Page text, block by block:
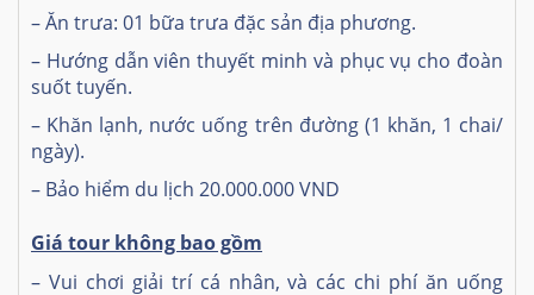
– Ăn trưa: 01 bữa trưa đặc sản địa phương.
– Hướng dẫn viên thuyết minh và phục vụ cho đoàn
suốt tuyến.
– Khăn lạnh, nước uống trên đường (1 khăn, 1 chai/
ngày).
– Bảo hiểm du lịch 20.000.000 VND
Giá tour không bao gồm
– Vui chơi giải trí cá nhân, và các chi phí ăn uống